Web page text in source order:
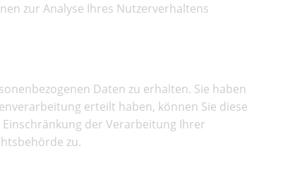
zur Analyse Ihres Nutzerverhaltens
Daten zu erhalten. Sie haben
erteilt haben, können Sie diese
der Verarbeitung Ihrer
zu.